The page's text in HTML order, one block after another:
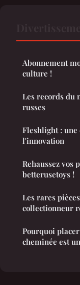
Abonnement
culture !
Les records du
russes
Fleshlight :
l'innovation
Rehaussez vos
betterusetoys !
Les rares
collectionneur
Pourquoi
cheminée est